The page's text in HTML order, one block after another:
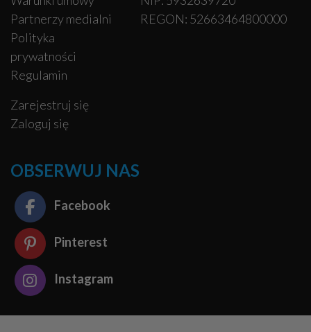
Partnerzy medialni
Polityka
prywatności
Regulamin
Zarejestruj się
Zaloguj się
REGON: 52663464800000
OBSERWUJ NAS
Facebook
Pinterest
Instagram